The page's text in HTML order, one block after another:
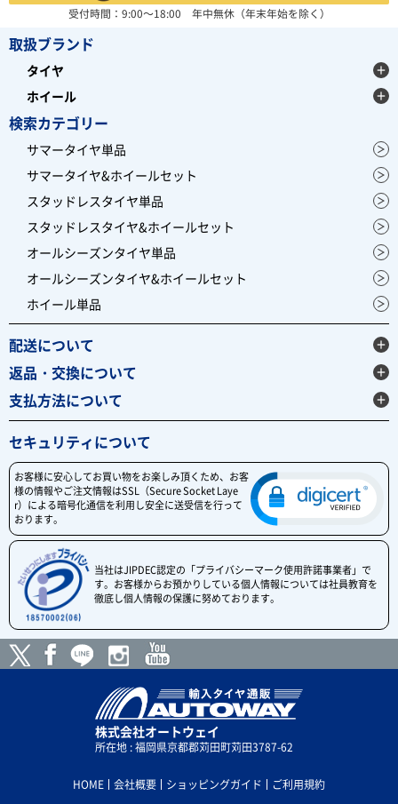
受付時間：9:00～18:00 年中無休（年末年始を除く）
取扱ブランド
タイヤ
ホイール
検索カテゴリー
サマータイヤ単品
サマータイヤ&ホイールセット
スタッドレスタイヤ単品
スタッドレスタイヤ&ホイールセット
オールシーズンタイヤ単品
オールシーズンタイヤ&ホイールセット
ホイール単品
配送について
返品・交換について
支払方法について
セキュリティについて
お客様に安心してお買い物をお楽しみ頂くため、お客
様の情報やご注文情報はSSL（Secure Socket Laye
r）による暗号化通信を利用し安全に送受信を行って
おります。
当社はJIPDEC認定の「プライバシーマーク使用許諾事業者」で
す。お客様からお預かりしている個人情報については社員教育を
徹底し個人情報の保護に努めております。
株式会社オートウェイ
所在地 : 福岡県京都郡苅田町苅田3787-62
HOME 会社概要 ショッピングガイド ご利用規約